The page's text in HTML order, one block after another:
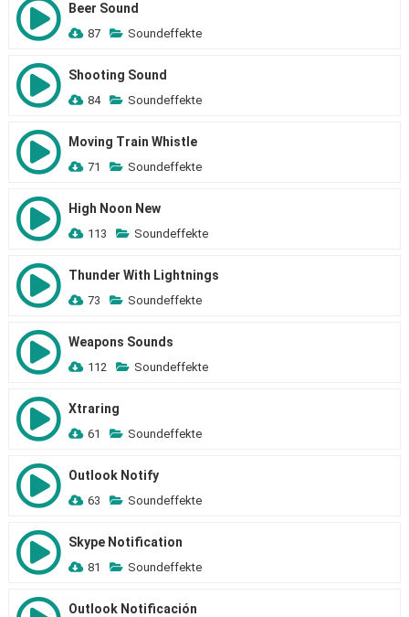
Beer Sound
87 Soundeffekte
Shooting Sound
84 Soundeffekte
Moving Train Whistle
71 Soundeffekte
High Noon New
113 Soundeffekte
Thunder With Lightnings
73 Soundeffekte
Weapons Sounds
112 Soundeffekte
Xtraring
61 Soundeffekte
Outlook Notify
63 Soundeffekte
Skype Notification
81 Soundeffekte
Outlook Notificación